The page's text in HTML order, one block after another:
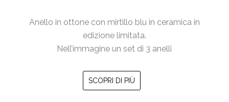
Anello in ottone con mirtillo blu in ceramica in
edizione limitata.
Nell’immagine un set di 3 anelli
SCOPRI DI PIÙ